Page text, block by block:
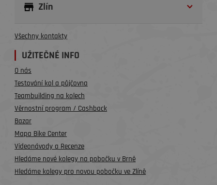
Zlín
Všechny kontakty
UŽITEČNÉ INFO
O nás
Testování kol a půjčovna
Teambuilding na kolech
Věrnostní program / Cashback
Bazar
Mapa Bike Center
Videonávody a Recenze
Hledáme nové kolegy na pobočku v Brně
Hledáme kolegy pro novou pobočku ve Zlíně